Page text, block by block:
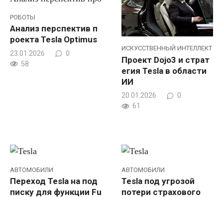
РОБОТЫ
Анализ перспектив п
роекта Tesla Optimus
23.01.2026
0
58
ИСКУССТВЕННЫЙ ИНТЕЛЛЕКТ
Проект Dojo3 и страт
егия Tesla в области
ИИ
20.01.2026
0
61
АВТОМОБИЛИ
Переход Tesla на под
писку для функции Fu
АВТОМОБИЛИ
Tesla под угрозой
потери страхового